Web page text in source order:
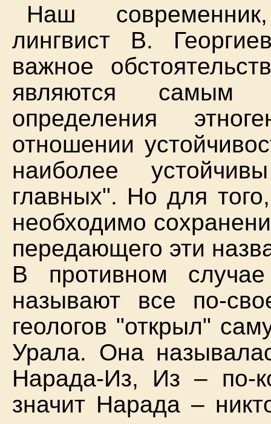
Наш
лингвист В.
важное
являются самым
определения
отношении
наиболее
главных". Но для
необходимо
передающего эти
В противном
называют все по-
геологов "открыл"
Урала. Она
Нарада-Из, Из – по-
значит Нарада –